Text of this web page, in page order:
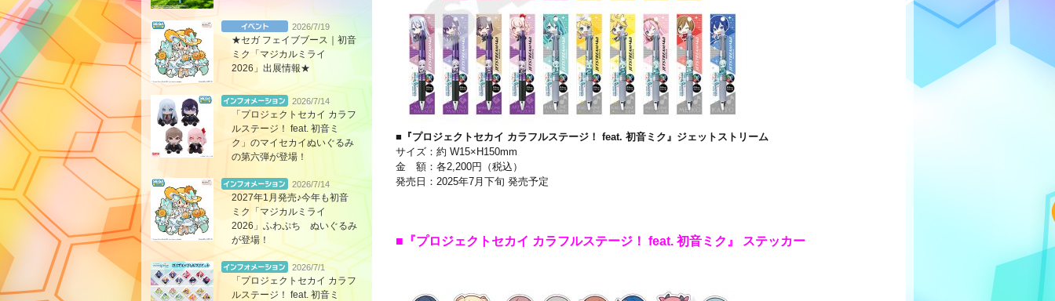
■『プロジェクトセカイ カラフルステージ！ feat. 初音ミク』ジェットストリーム
サイズ：約 W15×H150mm
金 額：各2,200円（税込）
発売日：2025年7月下旬 発売予定
■『プロジェクトセカイ カラフルステージ！ feat. 初音ミク』 ステッカー
2026/7/19
★セガ フェイブブース｜初音
ミク「マジカルミライ
2026」出展情報★
2026/7/14
「プロジェクトセカイ カラフ
ルステージ！ feat. 初音ミ
ク」のマイセカイぬいぐるみ
の第六弾が登場！
2026/7/14
2027年1月発売♪今年も初音
ミク「マジカルミライ
2026」ふわぷち ぬいぐるみ
が登場！
2026/7/1
「プロジェクトセカイ カラフ
ルステージ！ feat. 初音ミ